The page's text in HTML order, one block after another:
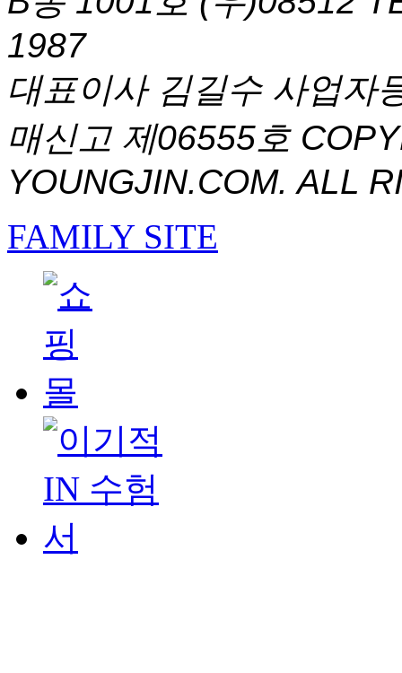
1987
대표이사 김길수 사업자
매신고 제06555호
YOUNGJIN.COM. ALL
FAMILY SITE